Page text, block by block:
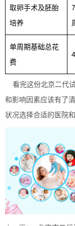
取卵手术及胚胎
培养
单周期基础总花
费
看完这份北京二代
和影响因素应该有了
状况选择合适的医院